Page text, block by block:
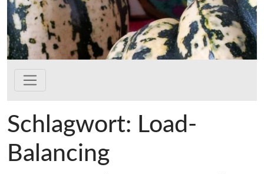
Schlagwort: Load-
Balancing